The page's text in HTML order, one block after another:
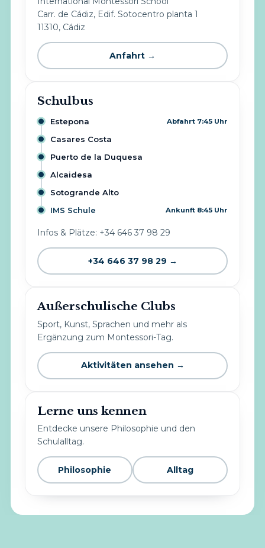
Carr. de Cádiz, Edif. Sotocentro planta 1
11310, Cádiz
Anfahrt →
Schulbus
Estepona Abfahrt 7:45 Uhr
Casares Costa
Puerto de la Duquesa
Alcaidesa
Sotogrande Alto
IMS Schule
Ankunft 8:45 Uhr
Infos & Plätze: +34 646 37 98 29
+34 646 37 98 29 →
Außerschulische Clubs
Sport, Kunst, Sprachen und mehr als
Ergänzung zum Montessori-Tag.
Aktivitäten ansehen →
Lerne uns kennen
Entdecke unsere Philosophie und den
Schulalltag.
Philosophie Alltag